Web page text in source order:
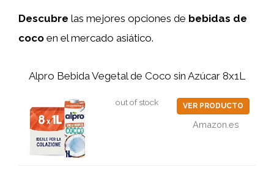
Descubre las mejores opciones de bebidas de
coco en el mercado asiático.
Alpro Bebida Vegetal de Coco sin Azúcar 8x1L
out of stock VER PRODUCTO
Amazon.es